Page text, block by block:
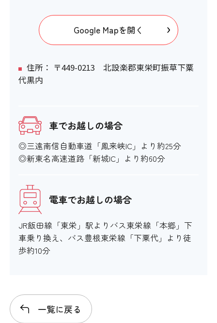
Google Mapを開く
住所： 〒449-0213 北設楽郡東栄町振草下粟
代黒内
車でお越しの場合
◎三遠南信自動車道「鳳来峡IC」より約25分
◎新東名高速道路「新城IC」より約60分
電車でお越しの場合
JR飯田線「東栄」駅よりバス東栄線「本郷」下
車乗り換え、バス豊根東栄線「下粟代」より徒
歩約10分
一覧に戻る